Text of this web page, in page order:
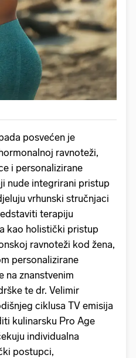
posvećen je
ravnoteži,
i personalizirane
nude integrirani pristup
vrhunski stručnjaci
terapiju
kao holistički pristup
ravnoteži kod žena,
personalizirane
na znanstvenim
te dr. Velimir
ciklusa TV emisija
kulinarsku Pro Age
individualna
postupci,